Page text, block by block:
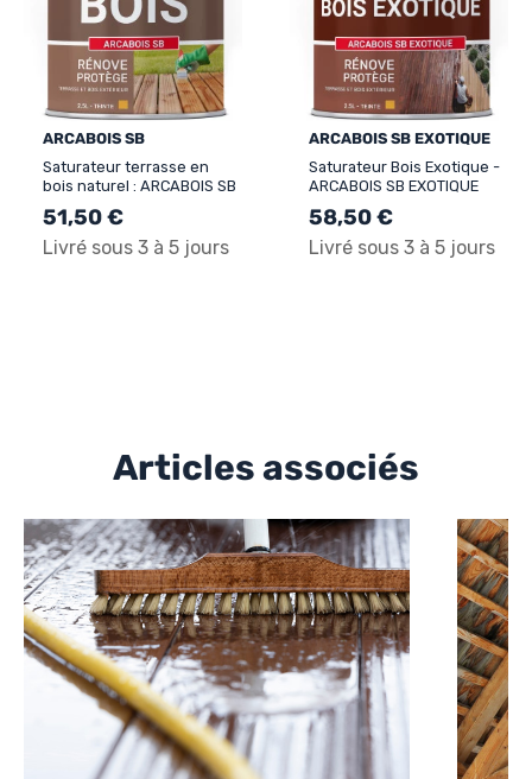
ARCABOIS SB
Saturateur terrasse en
bois naturel : ARCABOIS SB
51,50 €
Livré sous 3 à 5 jours
ARCABOIS SB EXOTIQUE
Saturateur Bois Exotique -
ARCABOIS SB EXOTIQUE
58,50 €
Livré sous 3 à 5 jours
Articles associés